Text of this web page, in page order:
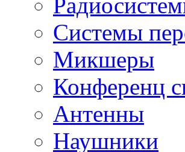
Системы
Микшеры
Конференц
Антенны
Наушники